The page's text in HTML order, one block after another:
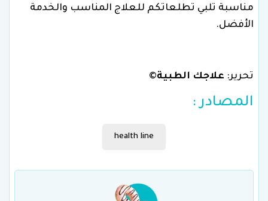
مناسبة تلبي تطلعاتكم للعلاج المناسب والخدمة
الأفضل.
تحرير: علاجك الطبية©
المصادر :
health line